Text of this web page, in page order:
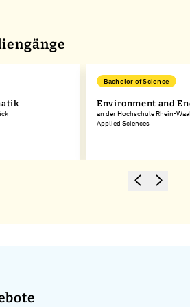
Bachelor of Science
Environment and
an der Hochschule Rhein-
Applied Sciences